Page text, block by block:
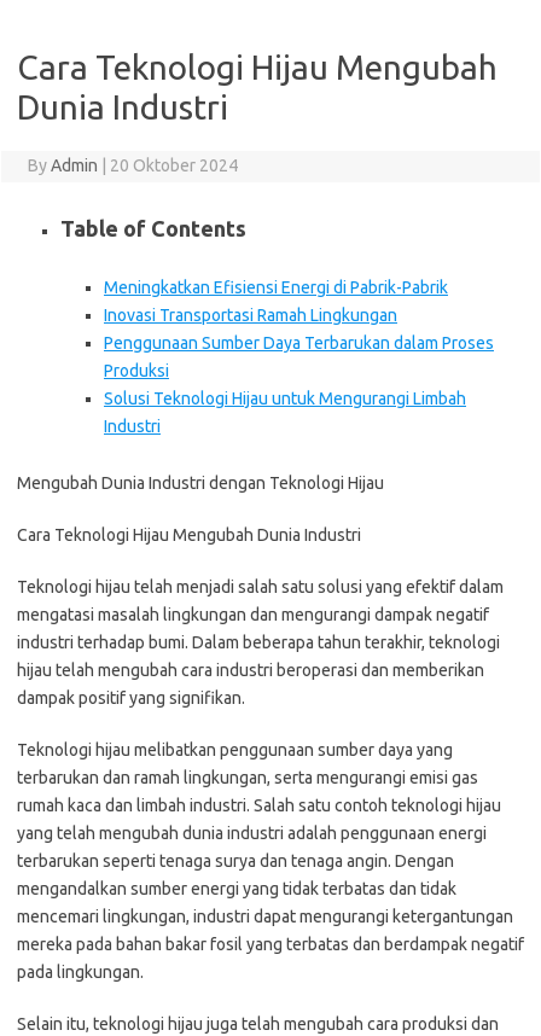
Cara Teknologi Hijau Mengubah
Dunia Industri
ByAdmin 20 Oktober 2024
Table of Contents
Meningkatkan Efisiensi Energi di Pabrik-Pabrik
Inovasi Transportasi Ramah Lingkungan
Penggunaan Sumber Daya Terbarukan dalam Proses
Produksi
Solusi Teknologi Hijau untuk Mengurangi Limbah
Industri
Mengubah Dunia Industri dengan Teknologi Hijau
Cara Teknologi Hijau Mengubah Dunia Industri
Teknologi hijau telah menjadi salah satu solusi yang efektif dalam
mengatasi masalah lingkungan dan mengurangi dampak negatif
industri terhadap bumi. Dalam beberapa tahun terakhir, teknologi
hijau telah mengubah cara industri beroperasi dan memberikan
dampak positif yang signifikan.
Teknologi hijau melibatkan penggunaan sumber daya yang
terbarukan dan ramah lingkungan, serta mengurangi emisi gas
rumah kaca dan limbah industri. Salah satu contoh teknologi hijau
yang telah mengubah dunia industri adalah penggunaan energi
terbarukan seperti tenaga surya dan tenaga angin. Dengan
mengandalkan sumber energi yang tidak terbatas dan tidak
mencemari lingkungan, industri dapat mengurangi ketergantungan
mereka pada bahan bakar fosil yang terbatas dan berdampak negatif
pada lingkungan.
Selain itu, teknologi hijau juga telah mengubah cara produksi dan